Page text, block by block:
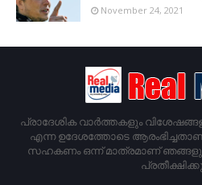
November 24, 2021
പ്രാദേശിക വാര്‍ത്തകളും
എന്ന ഉദേശത്തോടെ
സഹകണം ഒന്ന് മാത്രമാണ്